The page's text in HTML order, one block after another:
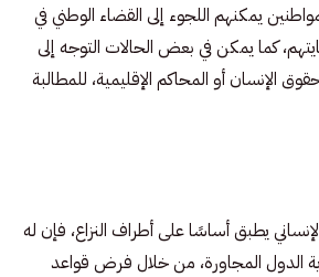
يمكنهم اللجوء إلى القضاء الوطني في
كما يمكن في بعض الحالات التوجه إلى
الإنسان أو المحاكم الإقليمية، للمطالبة
يطبق أساسًا على أطراف النزاع، فإن له
الدول المجاورة، من خلال فرض قواعد